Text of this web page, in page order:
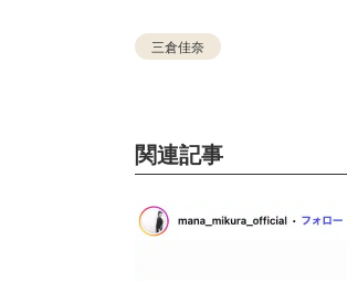
三倉佳奈
関連記事